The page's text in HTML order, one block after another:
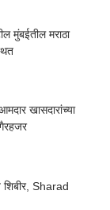
मुंबईतील मराठा
खासदारांच्या
Sharad